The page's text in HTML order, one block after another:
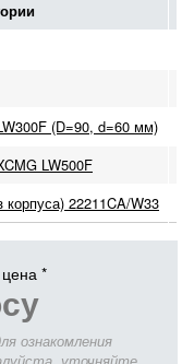
(D=90, d=60 мм)
LW500F
22211CA/W33
*
ознакомления